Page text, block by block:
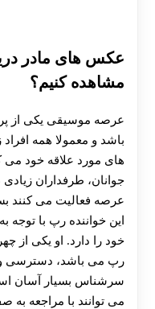
عکس های مادر
مشاهده کنیم؟
عرصه موسیقی یکی از
باشد و معمولا همه
های مورد علاقه خود می
جوانان، طرفداران زیادی
عرصه فعالیت می کنند
این خواننده رپ با توجه
خود را دارد. او یکی از
رپ می باشد، دسترسی
سرشناس بسیار آسان
می توانند با مراجعه به